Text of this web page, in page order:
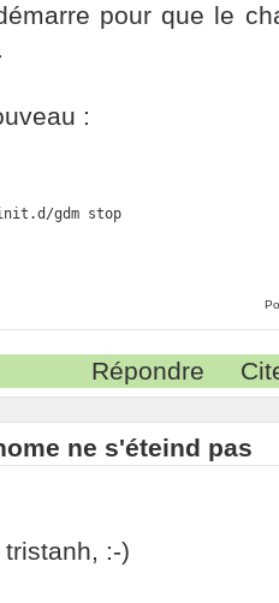
pour que le
:
gdm stop
Répondre
ne s'éteind pas
:-)